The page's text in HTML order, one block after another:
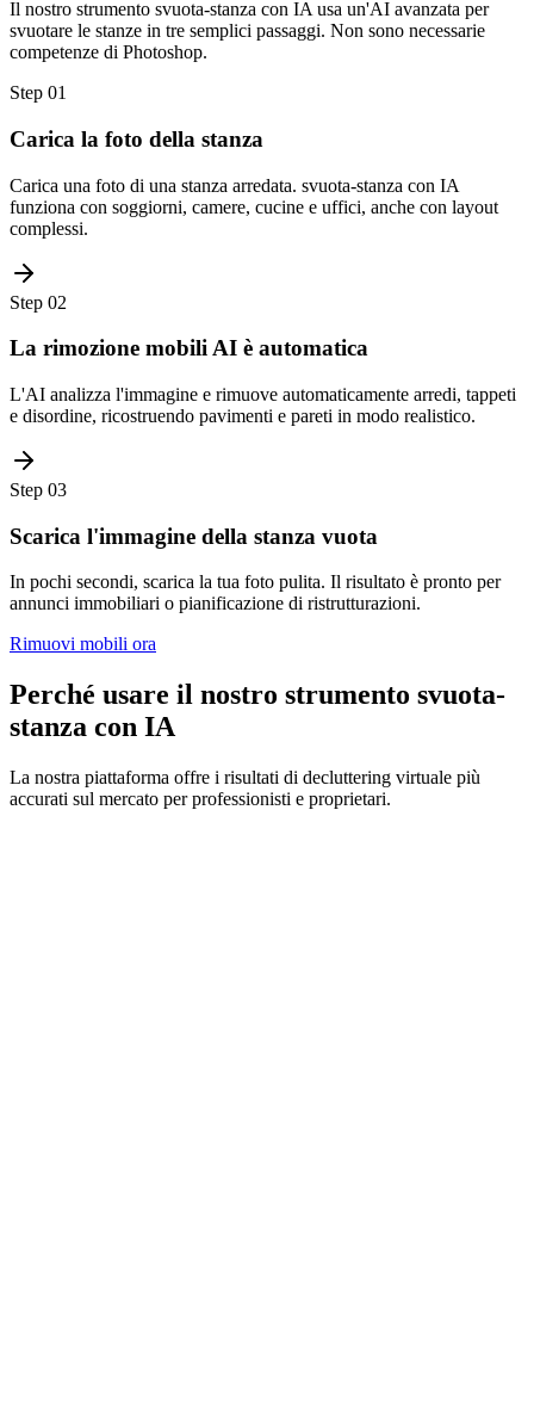
Il nostro strumento svuota-stanza con IA usa un'AI avanzata per
svuotare le stanze in tre semplici passaggi. Non sono necessarie
competenze di Photoshop.
Step 01
Carica la foto della stanza
Carica una foto di una stanza arredata. svuota-stanza con IA
funziona con soggiorni, camere, cucine e uffici, anche con layout
complessi.
Step 02
La rimozione mobili AI è automatica
L'AI analizza l'immagine e rimuove automaticamente arredi, tappeti
e disordine, ricostruendo pavimenti e pareti in modo realistico.
Step 03
Scarica l'immagine della stanza vuota
In pochi secondi, scarica la tua foto pulita. Il risultato è pronto per
annunci immobiliari o pianificazione di ristrutturazioni.
Rimuovi mobili ora
Perché usare il nostro strumento svuota-
stanza con IA
La nostra piattaforma offre i risultati di decluttering virtuale più
accurati sul mercato per professionisti e proprietari.